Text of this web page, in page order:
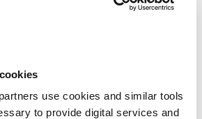
use cookies and similar tools
to provide digital services and